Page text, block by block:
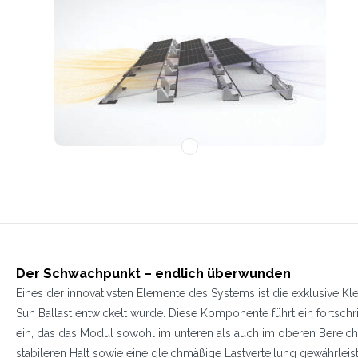
1
Der Schwachpunkt – endlich überwunden
Eines der innovativsten Elemente des Systems ist die exklusive
Sun Ballast entwickelt wurde. Diese Komponente führt ein
ein, das das Modul sowohl im unteren als auch im oberen
stabileren Halt sowie eine gleichmäßige Lastverteilung